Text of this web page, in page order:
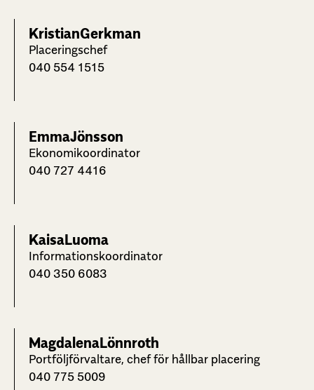
KristianGerkman
Placeringschef
040 554 1515
EmmaJönsson
Ekonomikoordinator
040 727 4416
KaisaLuoma
Informationskoordinator
040 350 6083
MagdalenaLönnroth
Portföljförvaltare, chef för hållbar placering
040 775 5009